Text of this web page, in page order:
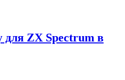
для ZX Spectrum в